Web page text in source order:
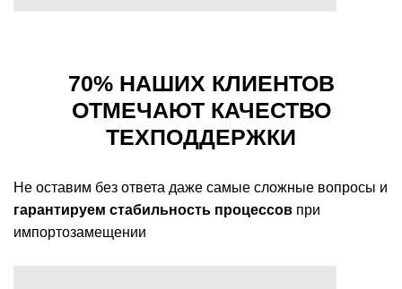
70% НАШИХ КЛИЕНТОВ
ОТМЕЧАЮТ КАЧЕСТВО
ТЕХПОДДЕРЖКИ
Не оставим без ответа даже самые сложные вопросы и
гарантируем стабильность процессов при
импортозамещении